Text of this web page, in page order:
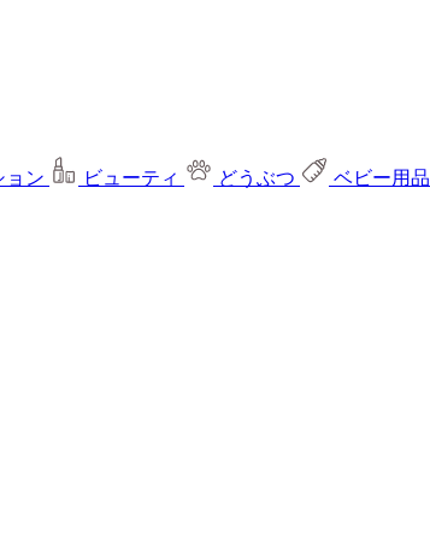
ョン ビューティ どうぶつ ベビー用品